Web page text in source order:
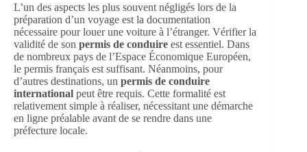
L’un des aspects les plus souvent négligés lors de la
préparation d’un voyage est la documentation
nécessaire pour louer une voiture à l’étranger. Vérifier la
validité de son permis de conduire est essentiel. Dans
de nombreux pays de l’Espace Économique Européen,
le permis français est suffisant. Néanmoins, pour
d’autres destinations, un permis de conduire
international peut être requis. Cette formalité est
relativement simple à réaliser, nécessitant une démarche
en ligne préalable avant de se rendre dans une
préfecture locale.